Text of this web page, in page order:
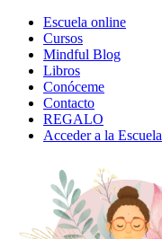
Escuela online
Cursos
Mindful Blog
Libros
Conóceme
Contacto
REGALO
Acceder a la Escuela